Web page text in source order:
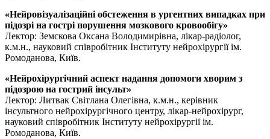
«Нейровізуалізаційні обстеження в ургентних випадках при
підозрі на гострі порушення мозкового кровообігу»
Лектор: Земскова Оксана Володимирівна, лікар-радіолог,
к.м.н., науковий співробітник Інституту нейрохірургії ім.
Ромоданова, Київ.
«Нейрохірургічний аспект надання допомоги хворим з
підозрою на гострий інсульт»
Лектор: Литвак Світлана Олегівна, к.м.н., керівник
інсультного нейрохірургічного центру, лікар-нейрохірург,
науковий співробітник Інституту нейрохірургії ім.
Ромоданова, Київ.